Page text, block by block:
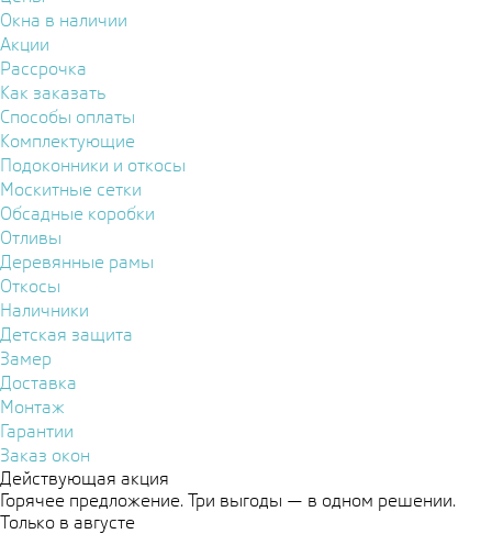
Окна в наличии
Акции
Рассрочка
Как заказать
Способы оплаты
Комплектующие
Подоконники и откосы
Москитные сетки
Обсадные коробки
Отливы
Деревянные рамы
Откосы
Наличники
Детская защита
Замер
Доставка
Монтаж
Гарантии
Заказ окон
Действующая акция
Горячее предложение. Три выгоды — в одном решении.
Только в августе